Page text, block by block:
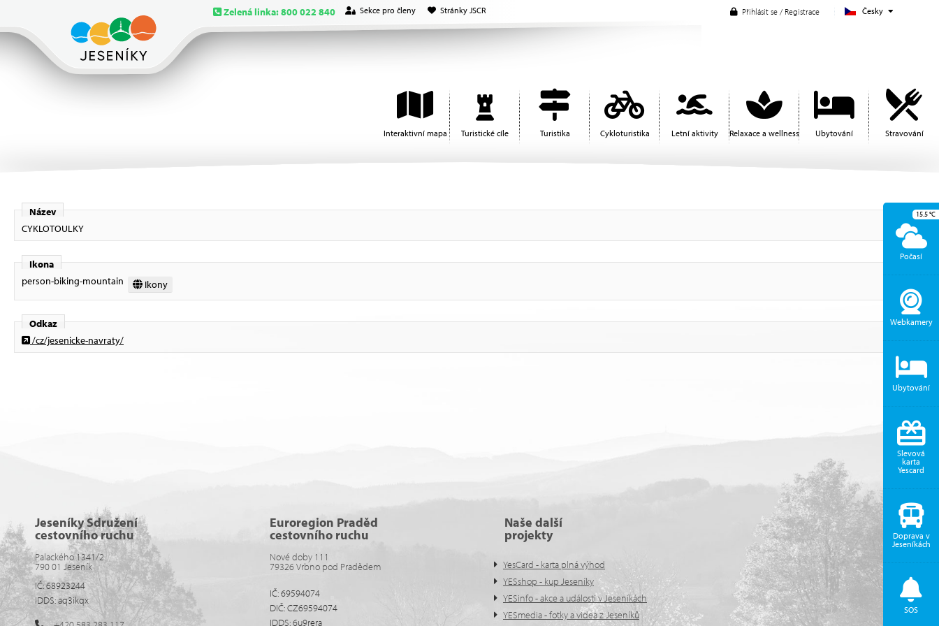
Česky
Přihlásit se / Registrace
Zelená linka: 800 022 840 Sekce pro členy Stránky JSCR
Interaktivní mapa Turistické cíle Turistika Cykloturistika Letní aktivity Relaxace a wellness Ubytování Stravování
Název
CYKLOTOULKY
Ikona
person-biking-mountain
Ikony
Odkaz
/cz/jesenicke-navraty/
Jeseníky Sdružení
cestovního ruchu
Palackého 1341/2
790 01 Jeseník
IČ: 68923244
IDDS: aq3ikqx
Euroregion Praděd
cestovního ruchu
Nové doby 111
79326 Vrbno pod Pradědem
IČ: 69594074
DIČ: CZ69594074
IDDS: 6u9rera
Naše další
projekty
YesCard - karta plná výhod
YESshop - kup Jeseníky
YESinfo - akce a události v Jeseníkách
YESmedia - fotky a videa z Jeseníků
Počasí
15.5°C
Webkamery
Ubytování
Slevová
karta
Yescard
Doprava v
Jeseníkách
SOS